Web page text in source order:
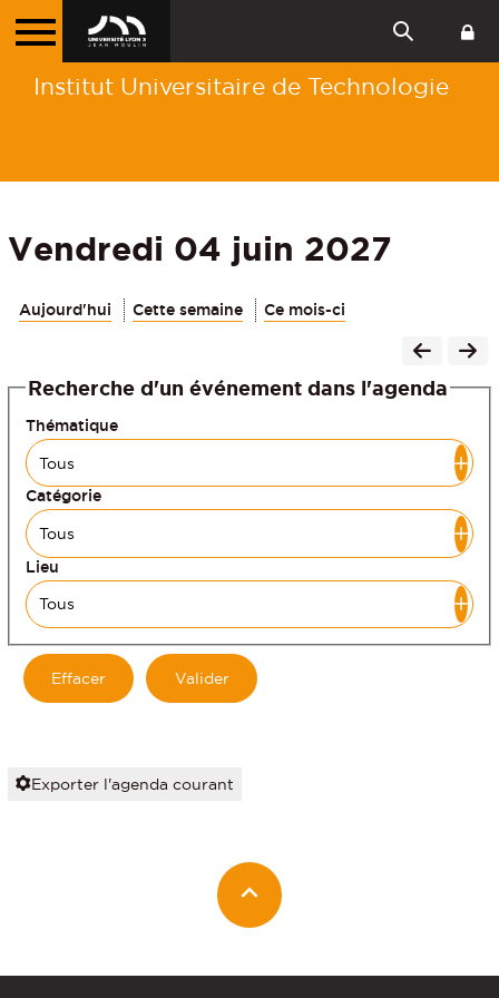
Institut Universitaire de Technologie
Vendredi 04 juin 2027
Aujourd'hui Cette semaine Ce mois-ci
Recherche d'un événement dans l'agenda
Thématique
Catégorie
Lieu
Exporter l'agenda courant